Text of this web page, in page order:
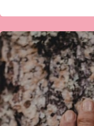
ವಿದ್ಯಾಲೋಕೇಶ್
ಮಂಗಳೂರು
ಅವರ
ಹೊಸ
ಕವಿತೆ-
ಇರುವ
ಭಾಗ್ಯವ
ನೆನೆ